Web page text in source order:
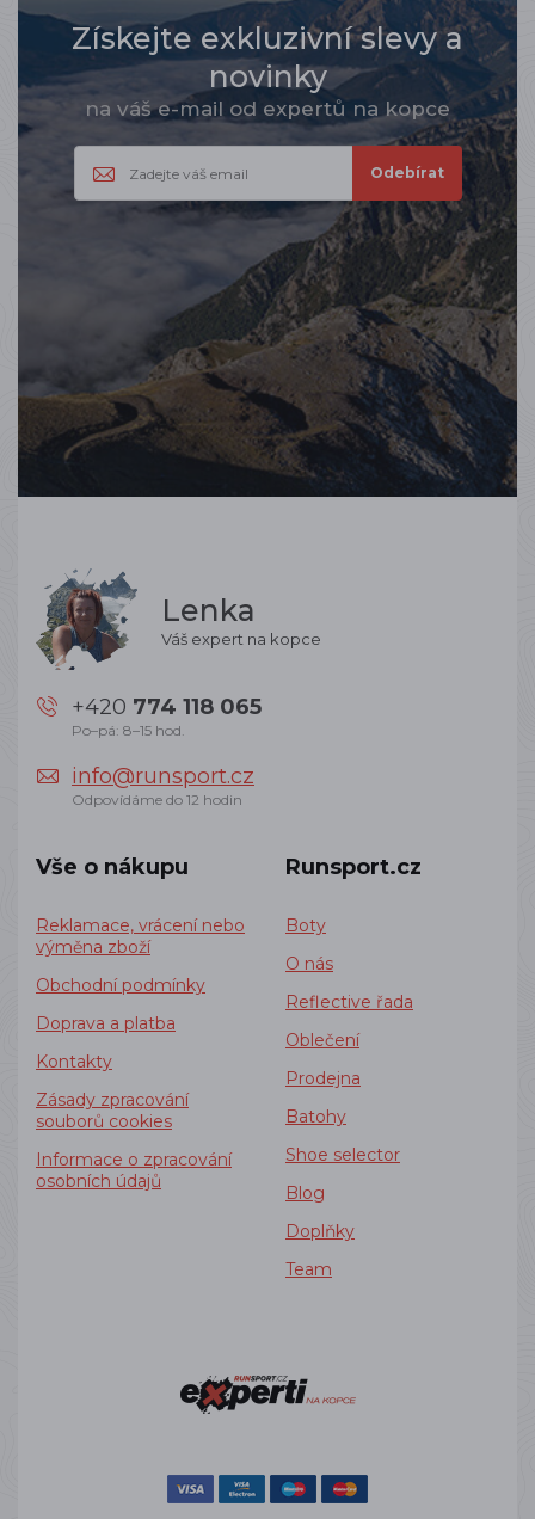
Získejte exkluzivní slevy a
novinky
na váš e-mail od expertů na kopce
Lenka
Váš expert na kopce
+420 774 118 065
Po–pá: 8–15 hod.
info@runsport.cz
Odpovídáme do 12 hodin
Vše o nákupu
Reklamace, vrácení nebo
výměna zboží
Obchodní podmínky
Doprava a platba
Kontakty
Zásady zpracování
souborů cookies
Informace o zpracování
osobních údajů
Runsport.cz
Boty
O nás
Reflective řada
Oblečení
Prodejna
Batohy
Shoe selector
Blog
Doplňky
Team